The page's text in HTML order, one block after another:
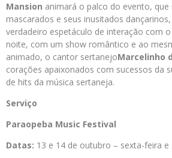
Mansion animará o palco do evento, que
mascarados e seus inusitados
verdadeiro espetáculo de interação com
noite, com um show romântico e ao
animado, o cantor sertanejoMarcelinho
corações apaixonados com sucessos da
de hits da música sertaneja.
Serviço
Paraopeba Music Festival
Datas: 13 e 14 de outubro – sexta-feira e